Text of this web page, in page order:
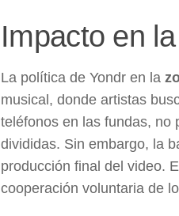
Impacto en
La política de Yondr en la
musical, donde artistas
teléfonos en las fundas, no
divididas. Sin embargo, la
producción final del video.
cooperación voluntaria de